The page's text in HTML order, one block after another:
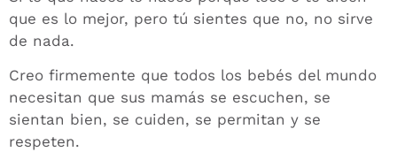
que es lo mejor, pero tú sientes que no, no sirve
de nada.
Creo firmemente que todos los bebés del mundo
necesitan que sus mamás se escuchen, se
sientan bien, se cuiden, se permitan y se
respeten.